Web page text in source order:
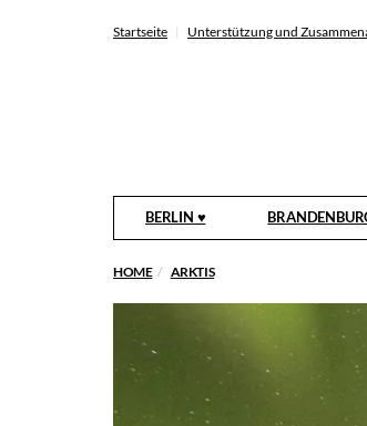
Startseite Unterstützung und
BERLIN ♥
HOME ARKTIS